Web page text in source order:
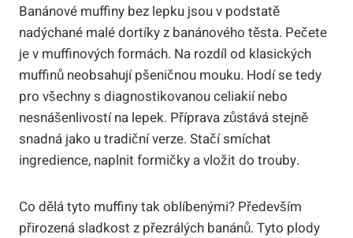
Banánové muffiny bez lepku jsou v podstatě
nadýchané malé dortíky z banánového těsta. Pečete
je v muffinových formách. Na rozdíl od klasických
muffinů neobsahují pšeničnou mouku. Hodí se tedy
pro všechny s diagnostikovanou celiakií nebo
nesnášenlivostí na lepek. Příprava zůstává stejně
snadná jako u tradiční verze. Stačí smíchat
ingredience, naplnit formičky a vložit do trouby.
Co dělá tyto muffiny tak oblíbenými? Především
přirozená sladkost z přezrálých banánů. Tyto plody